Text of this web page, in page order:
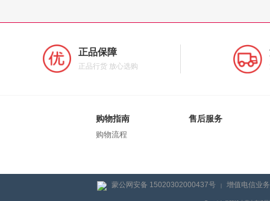
正品保障
正品行货 放心选购
购物指南
购物流程
售后服务
蒙公网安备 15020302000437号 | 增值电信业